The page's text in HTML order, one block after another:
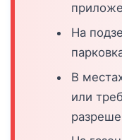
На
В
или